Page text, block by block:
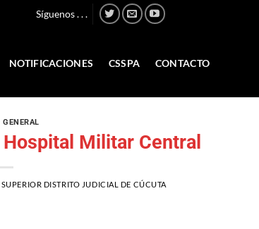
Síguenos . . .
NOTIFICACIONES CSSPA CONTACTO
GENERAL
Militar Central
DISTRITO JUDICIAL DE CÚCUTA